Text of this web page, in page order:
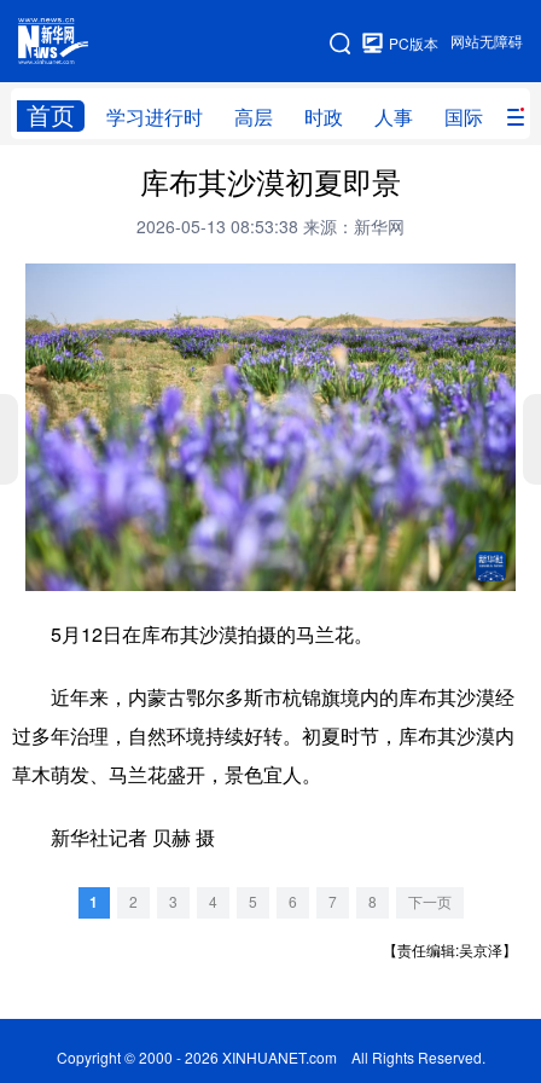
网站无障碍
PC版本
首页 学习进行时 高层 时政 人事 国际 财
网站地图
高层 时政
财经 网评
科技 科创 量子 体育
文化 书画 健康 军事
访谈 视频 图片 政务
法律 中央文件 金融 汽车
食品 人居 信息化 数字经济
学术中国 乡村振兴 银龄 溯源中国
城市 旅游 能源
彩票 娱乐 时尚 悦读
公益 一带一路 亚太网 上市公司
地方频道
库布其沙漠初夏即景
2026-05-13 08:53:38 来源：新华网
5月12日在库布其沙漠拍摄的马兰花。
近年来，内蒙古鄂尔多斯市杭锦旗境内的库布其沙漠经
过多年治理，自然环境持续好转。初夏时节，库布其沙漠内
草木萌发、马兰花盛开，景色宜人。
新华社记者 贝赫 摄
1 2 3 4 5 6 7 8 下一页
【责任编辑:吴京泽】
Copyright © 2000 - 2026 XINHUANET.com All Rights Reserved.